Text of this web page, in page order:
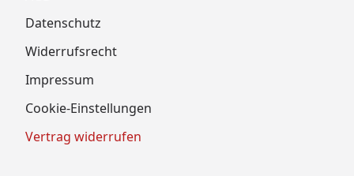
Datenschutz
Widerrufsrecht
Impressum
Cookie-Einstellungen
Vertrag widerrufen